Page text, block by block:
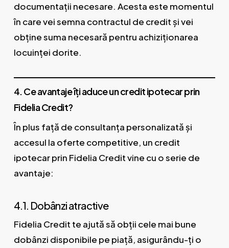
documentații necesare. Acesta este momentul
în care vei semna contractul de credit și vei
obține suma necesară pentru achiziționarea
locuinței dorite.
4. Ce avantaje îți aduce un credit ipotecar prin
Fidelia Credit?
În plus față de consultanța personalizată și
accesul la oferte competitive, un credit
ipotecar prin Fidelia Credit vine cu o serie de
avantaje:
4.1. Dobânzi atractive
Fidelia Credit te ajută să obții cele mai bune
dobânzi disponibile pe piață, asigurându-ți o